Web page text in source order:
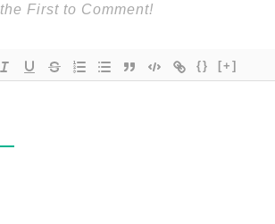
{} [+]